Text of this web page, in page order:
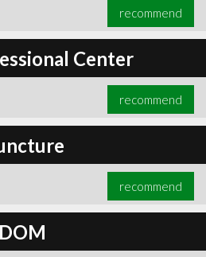
recommend
Center
recommend
recommend